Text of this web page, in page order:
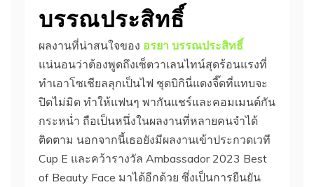
บรรณประสิทธิ์
ผลงานที่น่าสนใจของ อรยา บรรณประสิทธิ์
แน่นอนว่าต้องพูดถึงเซ็ตวาเลนไทน์สุดร้อนแรงที่
ทำเอาโซเชียลลุกเป็นไฟ ชุดบิกินี่แดงจี๊ดที่แทบจะ
ปิดไม่มิด ทำให้แฟนๆ พากันแชร์และคอมเมนต์กัน
กระหน่ำ ถือเป็นหนึ่งในผลงานที่หลายคนจำได้
ติดตาม นอกจากนี้เธอยังมีผลงานเข้าประกวดเวที
Cup E และคว้ารางวัล Ambassador 2023 Best
of Beauty Face มาได้อีกด้วย ซึ่งเป็นการยืนยัน